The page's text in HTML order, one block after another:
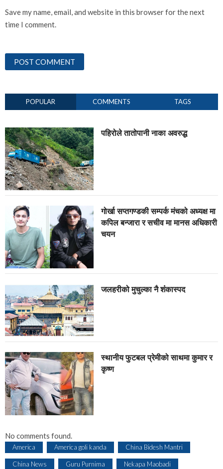
Save my name, email, and website in this browser for the next
time I comment.
POPULAR COMMENTS TAGS
पहिरोले तातोपानी नाका अवरुद्ध
गोर्खा सप्तगण्डकी सम्पर्क मंचको अध्यक्ष मा
कपिल बन्जारा र सचीव मा मानस अधिकारी
चयन
जलहरीको मुचुल्का नै शंंकास्पद
स्थानीय फुटबल प्रेमीको साथमा कुमार र
कृष्ण
No comments found.
America America goli kanda China Bidesh Mantri
China News Guru Purnima Nekapa Maobadi